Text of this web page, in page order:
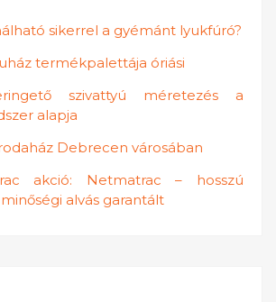
sikerrel a gyémánt lyukfúró?
termékpalettája óriási
szivattyú méretezés a
alapja
Debrecen városában
akció: Netmatrac – hosszú
alvás garantált